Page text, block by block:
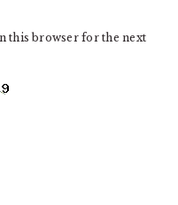
this browser for the next